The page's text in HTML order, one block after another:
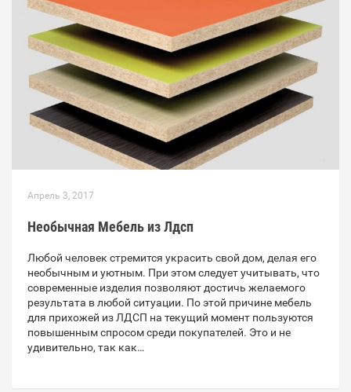
Апрель 3, 2017
Необычная Мебель из Лдсп
Любой человек стремится украсить свой дом, делая его
необычным и уютным. При этом следует учитывать, что
современные изделия позволяют достичь желаемого
результата в любой ситуации. По этой причине мебель
для прихожей из ЛДСП на текущий момент пользуются
повышенным спросом среди покупателей. Это и не
удивительно, так как…